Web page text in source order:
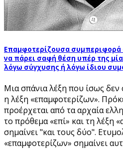
Επαμφοτερίζουσα συμπεριφορά
να πάρει σαφή θέση υπέρ της
λόγω σύγχυσης ή λόγω ίδιου
Μια σπάνια λέξη που ίσως δεν
η λέξη «επαμφοτερίζων».
προέρχεται από τα αρχαία
το πρόθεμα «επί» και τη λέξη
σημαίνει "και τους δύο".
«επαμφοτερίζων» σημαίνει